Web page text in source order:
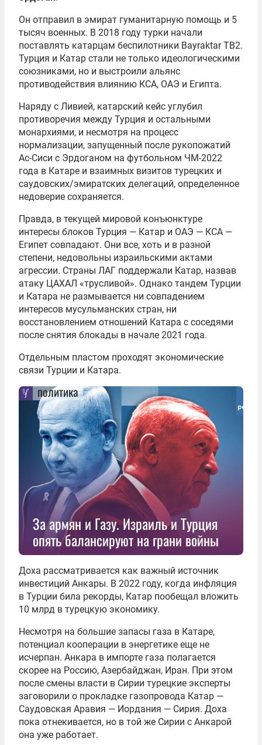
Он отправил в эмират гуманитарную помощь и 5
тысяч военных. В 2018 году турки начали
поставлять катарцам беспилотники Bayraktar TB2.
Турция и Катар стали не только идеологическими
союзниками, но и выстроили альянс
противодействия влиянию КСА, ОАЭ и Египта.
Наряду с Ливией, катарский кейс углубил
противоречия между Турция и остальными
монархиями, и несмотря на процесс
нормализации, запущенный после рукопожатий
Ас-Сиси с Эрдоганом на футбольном ЧМ-2022
года в Катаре и взаимных визитов турецких и
саудовских/эмиратских делегаций, определенное
недоверие сохраняется.
Правда, в текущей мировой конъюнктуре
интересы блоков Турция — Катар и ОАЭ — КСА —
Египет совпадают. Они все, хоть и в разной
степени, недовольны израильскими актами
агрессии. Страны ЛАГ поддержали Катар, назвав
атаку ЦАХАЛ «трусливой». Однако тандем Турции
и Катара не размывается ни совпадением
интересов мусульманских стран, ни
восстановлением отношений Катара с соседями
после снятия блокады в начале 2021 года.
Отдельным пластом проходят экономические
связи Турции и Катара.
политика
За армян и Газу. Израиль и Турция
опять балансируют на грани войны
Доха рассматривается как важный источник
инвестиций Анкары. В 2022 году, когда инфляция
в Турции била рекорды, Катар пообещал вложить
10 млрд в турецкую экономику.
Несмотря на большие запасы газа в Катаре,
потенциал кооперации в энергетике еще не
исчерпан. Анкара в импорте газа полагается
скорее на Россию, Азербайджан, Иран. При этом
после смены власти в Сирии турецкие эксперты
заговорили о прокладке газопровода Катар —
Саудовская Аравия — Иордания — Сирия. Доха
пока отнекивается, но в той же Сирии с Анкарой
она уже работает.